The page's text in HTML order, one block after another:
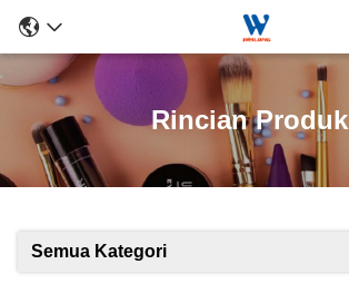
Rincian Produk
Semua Kategori